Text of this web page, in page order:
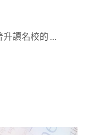
升讀名校的 …